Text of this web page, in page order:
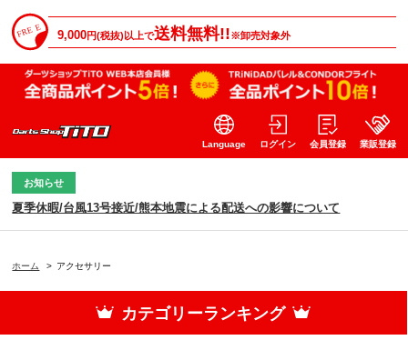
9,000円(税抜)以上で送料無料!!※卸売対象外
Language ログイン 会員登録 業販登録
お知らせ
夏季休暇/台風13号接近/熊本地震による配送への影響について
ホーム > アクセサリー
カテゴリーランキング